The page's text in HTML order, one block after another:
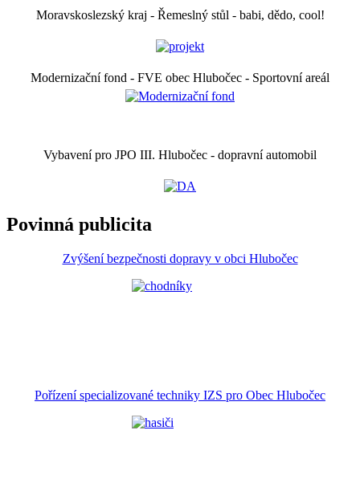
Moravskoslezský kraj - Řemeslný stůl - babi, dědo, cool!
Modernizační fond - FVE obec Hlubočec - Sportovní areál
Vybavení pro JPO III. Hlubočec - dopravní automobil
Povinná publicita
Zvýšení bezpečnosti dopravy v obci Hlubočec
Pořízení specializované techniky IZS pro Obec Hlubočec